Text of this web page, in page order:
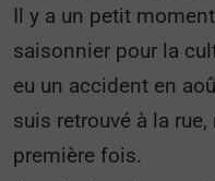
Il y a un petit
saisonnier pour la
eu un accident en
suis retrouvé à la rue,
première fois.